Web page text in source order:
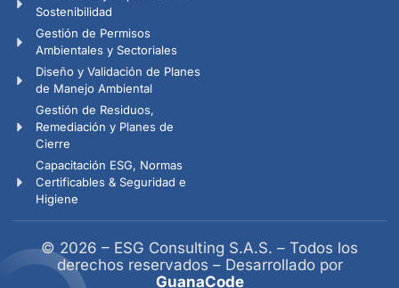
Sostenibilidad
Gestión de Permisos
Ambientales y Sectoriales
Diseño y Validación de Planes
de Manejo Ambiental
Gestión de Residuos,
Remediación y Planes de
Cierre
Capacitación ESG, Normas
Certificables & Seguridad e
Higiene
© 2026 – ESG Consulting S.A.S. – Todos los
derechos reservados – Desarrollado por
GuanaCode